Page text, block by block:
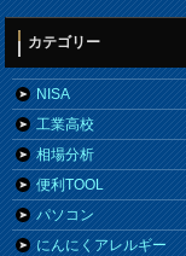
カテゴリー
NISA
工業高校
相場分析
便利TOOL
パソコン
にんにくアレルギー